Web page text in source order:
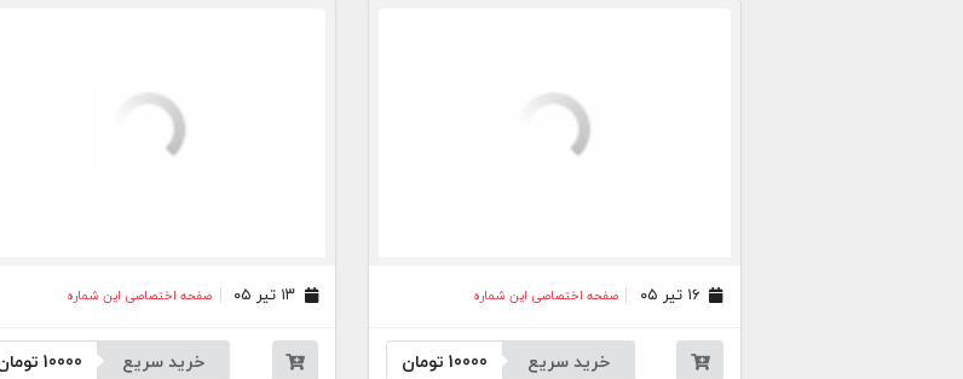
صفحه اختصاصی این شماره
خرید سریع 10000 تومان
صفحه اختصاصی این شماره
خرید سریع 10000